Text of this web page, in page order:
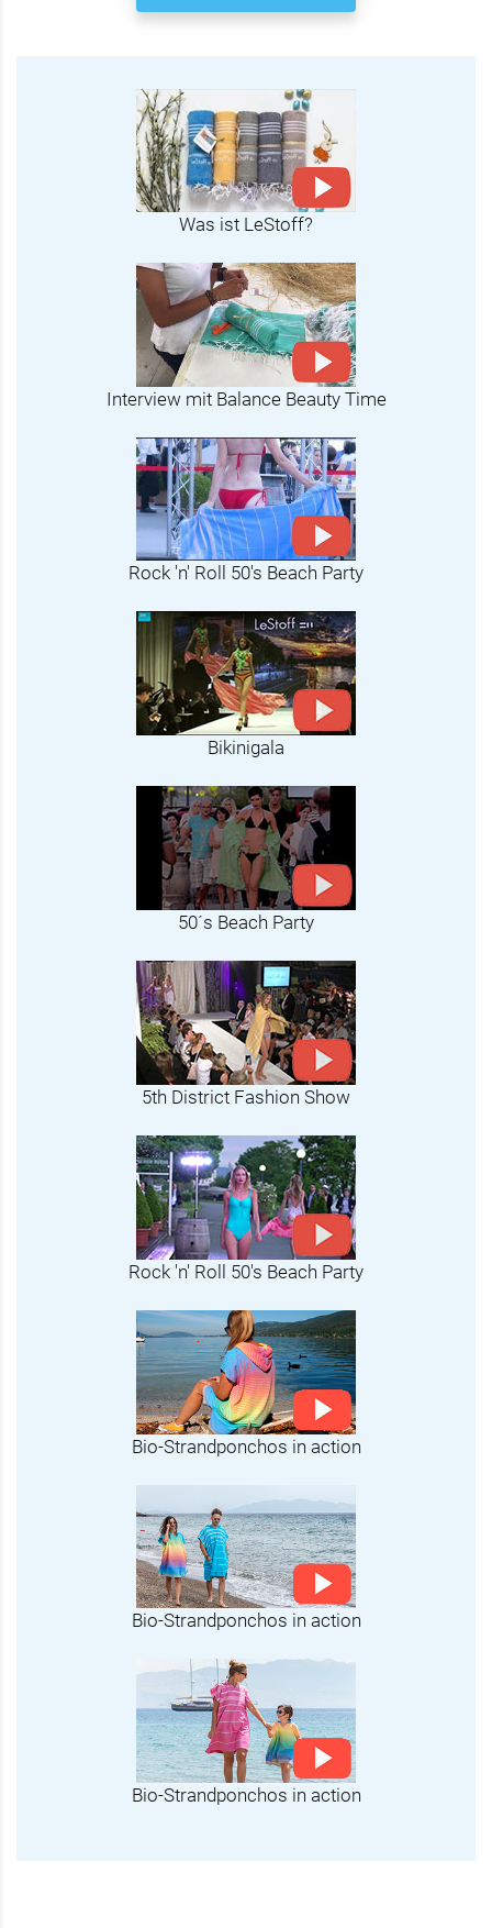
Was ist LeStoff?
Interview mit Balance Beauty Time
Rock 'n' Roll 50's Beach Party
Bikinigala
50´s Beach Party
5th District Fashion Show
Rock 'n' Roll 50's Beach Party
Bio-Strandponchos in action
Bio-Strandponchos in action
Bio-Strandponchos in action